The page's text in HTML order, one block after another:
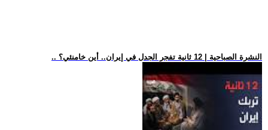
.. النشرة الصباحية | 12 ثانية تفجر الجدل في إيران.. أين خامنئي؟